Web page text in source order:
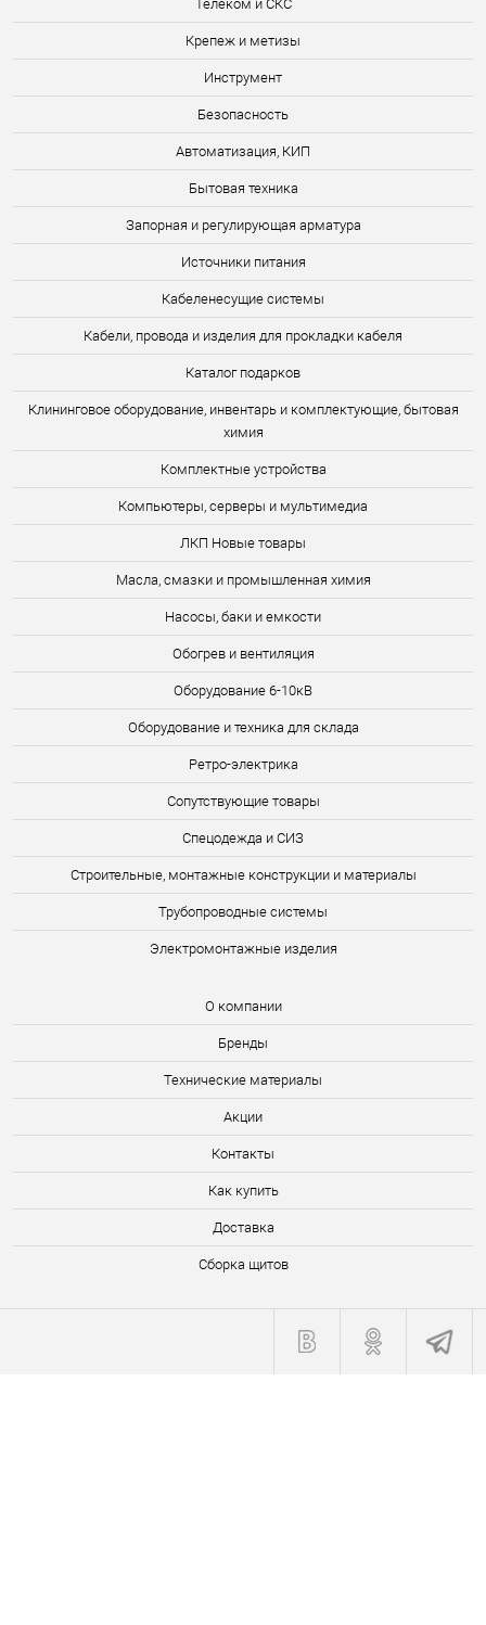
Телеком и СКС
Крепеж и метизы
Инструмент
Безопасность
Автоматизация, КИП
Бытовая техника
Запорная и регулирующая арматура
Источники питания
Кабеленесущие системы
Кабели, провода и изделия для прокладки кабеля
Каталог подарков
Клининговое оборудование, инвентарь и комплектующие, бытовая
химия
Комплектные устройства
Компьютеры, серверы и мультимедиа
ЛКП Новые товары
Масла, смазки и промышленная химия
Насосы, баки и емкости
Обогрев и вентиляция
Оборудование 6-10кВ
Оборудование и техника для склада
Ретро-электрика
Сопутствующие товары
Спецодежда и СИЗ
Строительные, монтажные конструкции и материалы
Трубопроводные системы
Электромонтажные изделия
О компании
Бренды
Технические материалы
Акции
Контакты
Как купить
Доставка
Сборка щитов